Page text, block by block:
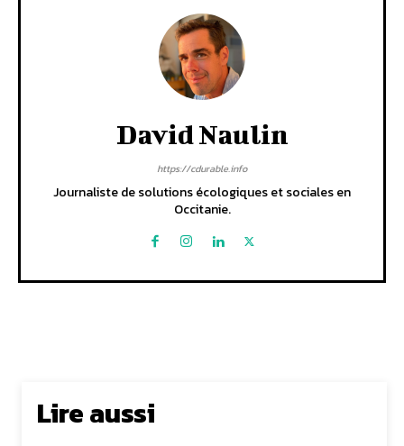
David Naulin
https://cdurable.info
Journaliste de solutions écologiques et sociales en
Occitanie.
Lire aussi